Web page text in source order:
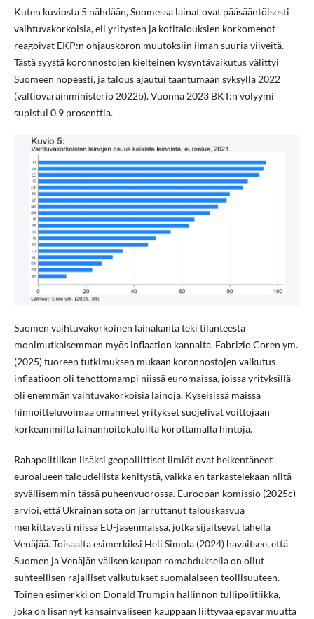
Kuten kuviosta 5 nähdään, Suomessa lainat ovat pääsääntöisesti
vaihtuvakorkoisia, eli yritysten ja kotitalouksien korkomenot
reagoivat EKP:n ohjauskoron muutoksiin ilman suuria viiveitä.
Tästä syystä koronnostojen kielteinen kysyntävaikutus välittyi
Suomeen nopeasti, ja talous ajautui taantumaan syksyllä 2022
(valtiovarainministeriö 2022b). Vuonna 2023 BKT:n volyymi
supistui 0,9 prosenttia.
Suomen vaihtuvakorkoinen lainakanta teki tilanteesta
monimutkaisemman myös inflaation kannalta. Fabrizio Coren ym.
(2025) tuoreen tutkimuksen mukaan koronnostojen vaikutus
inflaatioon oli tehottomampi niissä euromaissa, joissa yrityksillä
oli enemmän vaihtuvakorkoisia lainoja. Kyseisissä maissa
hinnoitteluvoimaa omanneet yritykset suojelivat voittojaan
korkeammilta lainanhoitokuluilta korottamalla hintoja.
Rahapolitiikan lisäksi geopoliittiset ilmiöt ovat heikentäneet
euroalueen taloudellista kehitystä, vaikka en tarkastelekaan niitä
syvällisemmin tässä puheenvuorossa. Euroopan komissio (2025c)
arvioi, että Ukrainan sota on jarruttanut talouskasvua
merkittävästi niissä EU-jäsenmaissa, jotka sijaitsevat lähellä
Venäjää. Toisaalta esimerkiksi Heli Simola (2024) havaitsee, että
Suomen ja Venäjän välisen kaupan romahduksella on ollut
suhteellisen rajalliset vaikutukset suomalaiseen teollisuuteen.
Toinen esimerkki on Donald Trumpin hallinnon tullipolitiikka,
joka on lisännyt kansainväliseen kauppaan liittyvää epävarmuutta